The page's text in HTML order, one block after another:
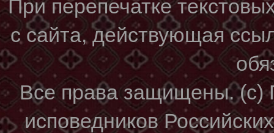
При перепечатке
с сайта, действующая
Все права защищены. (с)
исповедников